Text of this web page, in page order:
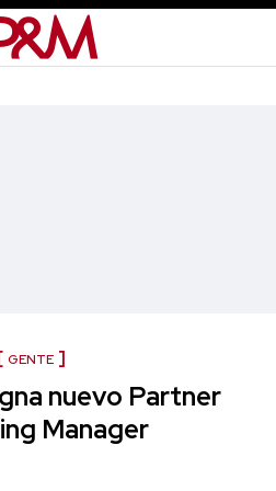
GENTE
nuevo Partner
Manager